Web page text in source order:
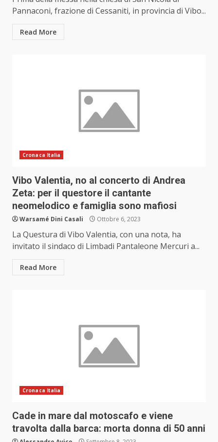
Pannaconi, frazione di Cessaniti, in provincia di Vibo...
Read More
Cronaca Italia
Vibo Valentia, no al concerto di Andrea
Zeta: per il questore il cantante
neomelodico e famiglia sono mafiosi
Warsamé Dini Casali Ottobre 6, 2023
La Questura di Vibo Valentia, con una nota, ha
invitato il sindaco di Limbadi Pantaleone Mercuri a...
Read More
Cronaca Italia
Cade in mare dal motoscafo e viene
travolta dalla barca: morta donna di 50 anni